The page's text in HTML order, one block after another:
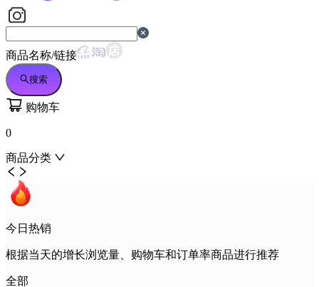
商品名称/链接
搜索
购物车
0
商品分类
今日热销
根据当天的增长浏览量、购物车和订单率商品进行推荐
全部